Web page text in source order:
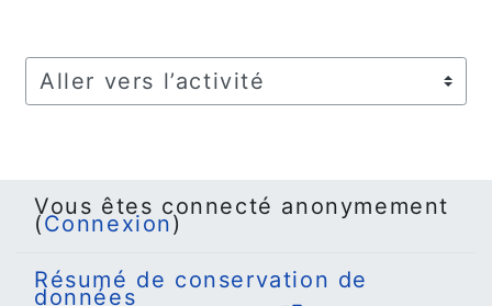
Aller vers l’activité
Vous êtes connecté anonymement
(Connexion)
Résumé de conservation de
données